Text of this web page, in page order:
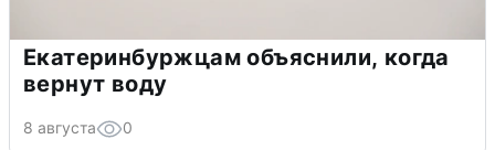
Екатеринбуржцам объяснили, когда
вернут воду
8 августа 0